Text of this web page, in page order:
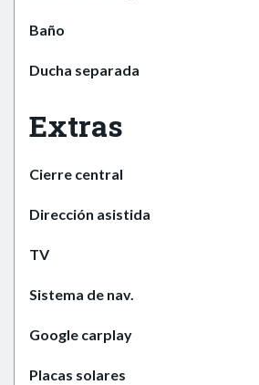
Baño
Ducha separada
Extras
Cierre central
Dirección asistida
TV
Sistema de nav.
Google carplay
Placas solares